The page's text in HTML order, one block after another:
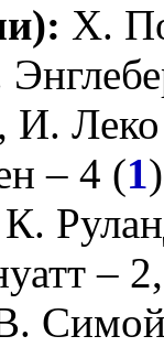
Х.
И. Леко
– 4 (1
К.
–